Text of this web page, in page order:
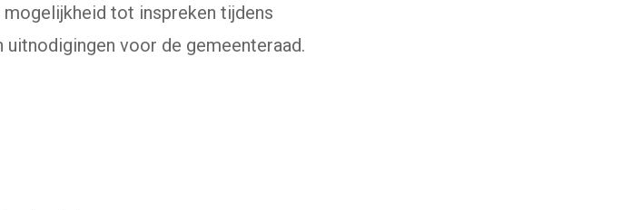
tot inspreken tijdens
voor de gemeenteraad.